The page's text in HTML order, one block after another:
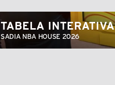
TABELA INTERATIVA
SADIA NBA HOUSE 2026